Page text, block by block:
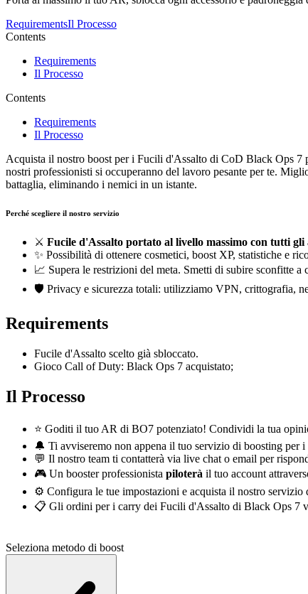
RequirementsIl Processo
Contents
Requirements
Il Processo
Contents
Requirements
Il Processo
Acquista il nostro boost per i Fucili d'Assalto di CoD Black Ops 7
nostri professionisti si occuperanno del lavoro pesante per te.
battaglia, eliminando i nemici in un istante.
Perché scegliere il nostro servizio
⚔️ Fucile d'Assalto portato al livello massimo con tutti gli
✨ Possibilità di ottenere cosmetici, boost XP, statistiche e
📈 Supera le restrizioni del meta. Smetti di subire sconfitte a
🛡️ Privacy e sicurezza totali: utilizziamo VPN, crittografia,
Requirements
Fucile d'Assalto scelto già sbloccato.
Gioco Call of Duty: Black Ops 7 acquistato;
Il Processo
⭐ Goditi il tuo AR di BO7 potenziato! Condividi la tua
🔔 Ti avviseremo non appena il tuo servizio di boosting per
💬 Il nostro team ti contatterà via live chat o email per
🎮 Un booster professionista piloterà il tuo account
⚙️ Configura le tue impostazioni e acquista il nostro
📋 Gli ordini per i carry dei Fucili d'Assalto di Black Ops 7
Seleziona metodo di boost